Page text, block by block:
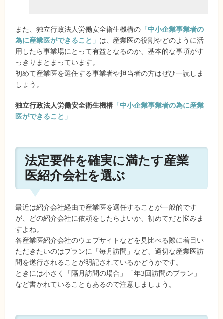
また、独立行政法人労働安全衛生機構の 「中小企業事業者の
為に産業医ができること」 は、産業医の役割やどのように活
用したら事業場にとって有益となるのか、基本的な事項がす
っきりまとまっています。
初めて産業医を選任する事業者や担当者の方はぜひ一読しま
しょう。
独立行政法人労働安全衛生機構 「中小企業事業者の為に産業
医ができること」
法定要件を確実に満たす産業
医紹介会社を選ぶ
最近は紹介会社経由で産業医を選任することが一般的です
が、どの紹介会社に依頼をしたらよいか、初めてだと悩みま
すよね。
各産業医紹介会社のウェブサイトなどを見比べる際に着目い
ただきたいのはプランに「毎月訪問」など、適切な産業医訪
問を遂行されることが明記されているかどうかです。
ときには小さく「隔月訪問の場合」「年3回訪問のプラン」
など書かれていることもあるので注意しましょう。